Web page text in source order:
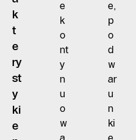
k
t
e
ry
st
y
ki
e
e
k
o
nt
y
n
u
o
w
a
e,
p
o
d
w
ar
u
n
ki
e